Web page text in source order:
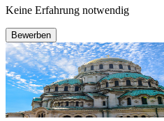
Keine Erfahrung notwendig
Bewerben